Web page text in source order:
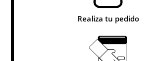
Realiza tu pedido